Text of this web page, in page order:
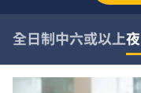
全日制中六或以上